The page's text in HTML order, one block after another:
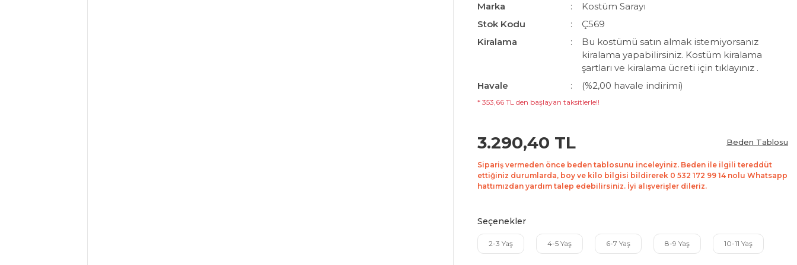
Marka
Kostüm Sarayı
Stok Kodu
Ç569
Kiralama
Bu kostümü satın almak istemiyorsanız
kiralama yapabilirsiniz. Kostüm kiralama
şartları ve kiralama ücreti için tıklayınız .
Havale
(%2,00 havale indirimi)
* 353,66 TL den başlayan taksitlerle!!
3.290,40 TL Beden Tablosu
Sipariş vermeden önce beden tablosunu inceleyiniz. Beden ile ilgili tereddüt
ettiğiniz durumlarda, boy ve kilo bilgisi bildirerek 0 532 172 99 14 nolu Whatsapp
hattımızdan yardım talep edebilirsiniz. İyi alışverişler dileriz.
Seçenekler
2-3 Yaş 4-5 Yaş 6-7 Yaş 8-9 Yaş 10-11 Yaş